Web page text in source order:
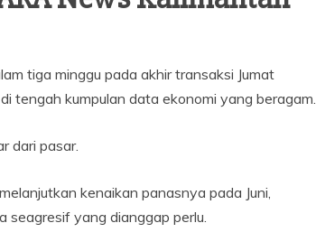
tiga minggu pada akhir transaksi Jumat
tengah kumpulan data ekonomi yang beragam.
dari pasar.
kenaikan panasnya pada Juni,
seagresif yang dianggap perlu.